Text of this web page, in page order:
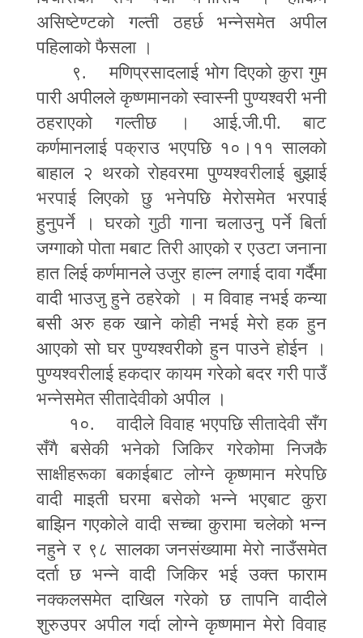
असिष्टेण्टको गल्ती ठहर्छ भन्नेसमेत अपील
पहिलाको फैसला ।
९. मणिप्रसादलाई भोग दिएको कुरा गुम
पारी अपीलले कृष्णमानको स्वास्नी पुण्यश्वरी भनी
ठहराएको गल्तीछ । आई.जी.पी. बाट
कर्णमानलाई पक्राउ भएपछि १०।११ सालको
बाहाल २ थरको रोहवरमा पुण्यश्वरीलाई बुझाई
भरपाई लिएको छु भनेपछि मेरोसमेत भरपाई
हुनुपर्ने । घरको गुठी गाना चलाउनु पर्ने बिर्ता
जग्गाको पोता मबाट तिरी आएको र एउटा जनाना
हात लिई कर्णमानले उजुर हाल्न लगाई दावा गर्दैमा
वादी भाउजु हुने ठहरेको । म विवाह नभई कन्या
बसी अरु हक खाने कोही नभई मेरो हक हुन
आएको सो घर पुण्यश्वरीको हुन पाउने होईन ।
पुण्यश्वरीलाई हकदार कायम गरेको बदर गरी पाउँ
भन्नेसमेत सीतादेवीको अपील ।
१०. वादीले विवाह भएपछि सीतादेवी सँग
सँगै बसेकी भनेको जिकिर गरेकोमा निजकै
साक्षीहरूका बकाईबाट लोग्ने कृष्णमान मरेपछि
वादी माइती घरमा बसेको भन्ने भएबाट कुरा
बाझिन गएकोले वादी सच्चा कुरामा चलेको भन्न
नहुने र ९८ सालका जनसंख्यामा मेरो नाउँसमेत
दर्ता छ भन्ने वादी जिकिर भई उक्त फाराम
नक्कलसमेत दाखिल गरेको छ तापनि वादीले
शुरुउपर अपील गर्दा लोग्ने कृष्णमान मेरो विवाह